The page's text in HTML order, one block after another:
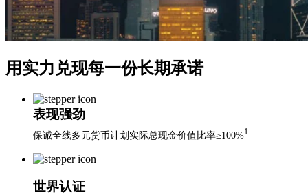
用实力兑现每一份长期承诺
表现强劲
保诚全线多元货币计划实际总现金价值比率≥100%1
世界认证